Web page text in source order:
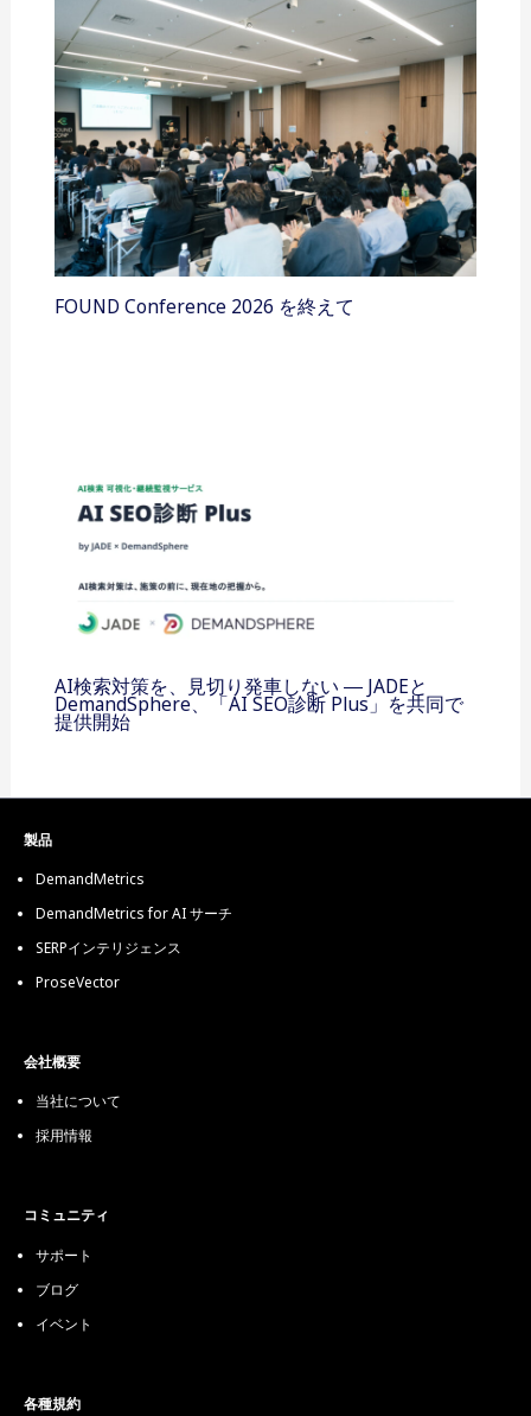
FOUND Conference 2026 を終えて
AI検索対策を、見切り発車しない ― JADEと
DemandSphere、「AI SEO診断 Plus」を共同で
提供開始
製品
DemandMetrics
DemandMetrics for AI サーチ
SERPインテリジェンス
ProseVector
会社概要
当社について
採用情報
コミュニティ
サポート
ブログ
イベント
各種規約